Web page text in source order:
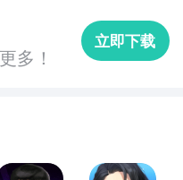
脑版下载地址
多！
立即下载